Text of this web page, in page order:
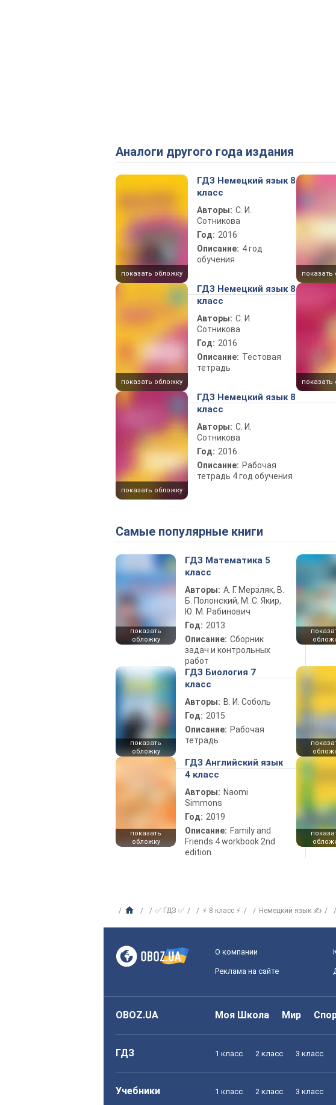
Аналоги другого года издания
показать обложку
ГДЗ Немецкий язык 8
класс
Авторы: С. И.
Сотникова
Год: 2016
Описание: 4 год
обучения
показать
показать обложку
ГДЗ Немецкий язык 8
класс
Авторы: С. И.
Сотникова
Год: 2016
Описание: Тестовая
тетрадь
показать
показать обложку
ГДЗ Немецкий язык 8
класс
Авторы: С. И.
Сотникова
Год: 2016
Описание: Рабочая
тетрадь 4 год обучения
Самые популярные книги
показать
обложку
ГДЗ Математика 5
класс
Авторы: А. Г. Мерзляк, В.
Б. Полонский, М. С. Якир,
Ю. М. Рабинович
Год: 2013
Описание: Сборник
задач и контрольных
работ
показать
обложку
ГДЗ Биология 7
класс
Авторы: В. И. Соболь
Год: 2015
Описание: Рабочая
тетрадь
показать
обложку
ГДЗ Английский язык
4 класс
Авторы: Naomi
Simmons
Год: 2019
Описание: Family and
Friends 4 workbook 2nd
edition
✅ ГДЗ ✅ ⚡ 8 класс ⚡ Немецкий язык ✍
О компании
Реклама на сайте
OBOZ.UA Моя Школа Мир
ГДЗ 1 класс 2 класс 3 класс
Учебники 1 класс 2 класс 3 класс